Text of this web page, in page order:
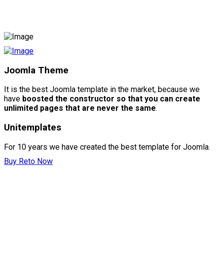
Joomla Theme
It is the best Joomla template in the market, because we
have boosted the constructor so that you can create
unlimited pages that are never the same.
Unitemplates
For 10 years we have created the best template for Joomla.
Buy Reto Now